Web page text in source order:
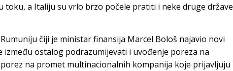
toku, a Italiju su vrlo brzo počele pratiti i neke druge države
čiji je ministar finansija Marcel Bološ najavio novi
između ostalog podrazumijevati i uvođenje poreza na
na promet multinacionalnih kompanija koje prijavljuju